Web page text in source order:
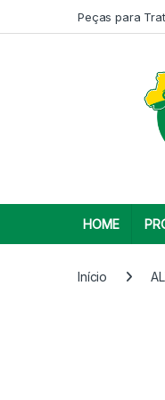
Peças para
HOME
Início